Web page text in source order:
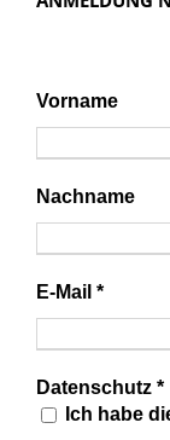
Vorname
Nachname
E-Mail *
Datenschutz *
Ich habe